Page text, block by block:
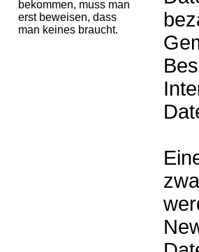
bekommen, muss man
erst beweisen, dass
man keines braucht.